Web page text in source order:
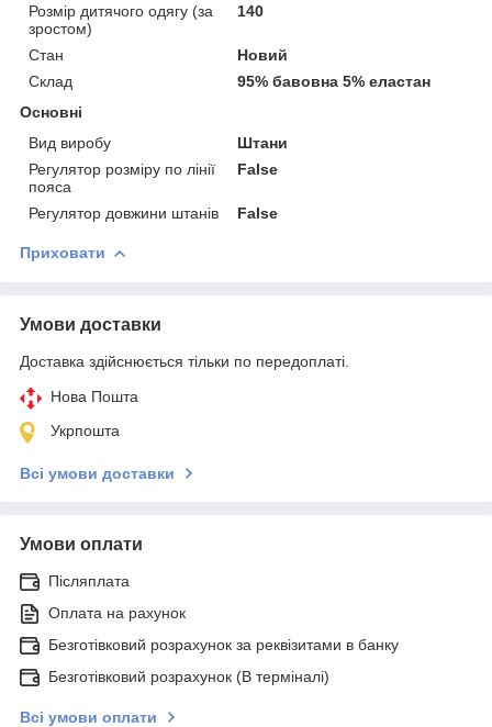
Розмір дитячого одягу (за
зростом)
140
Стан
Новий
Склад
95% бавовна 5% еластан
Основні
Вид виробу
Штани
Регулятор розміру по лінії
пояса
False
Регулятор довжини штанів False
Приховати
Умови доставки
Доставка здійснюється тільки по передоплаті.
Нова Пошта
Укрпошта
Всі умови доставки
Умови оплати
Післяплата
Оплата на рахунок
Безготівковий розрахунок за реквізитами в банку
Безготівковий розрахунок (В терміналі)
Всі умови оплати